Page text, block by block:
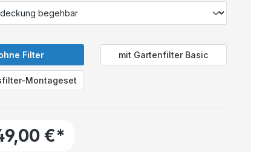
Filter mit Gartenfilter Basic
Montageset
€*